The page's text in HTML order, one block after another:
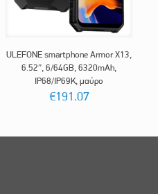
ULEFONE smartphone Armor X13,
6.52″, 6/64GB, 6320mAh,
IP68/IP69K, μαύρο
€191.07